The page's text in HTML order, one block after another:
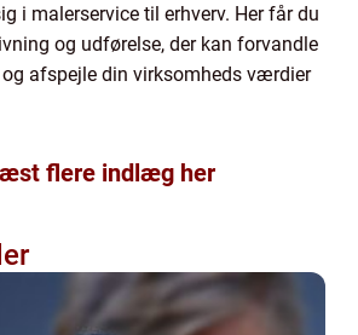
i malerservice til erhverv. Her får du
og udførelse, der kan forvandle
afspejle din virksomheds værdier
flere indlæg her